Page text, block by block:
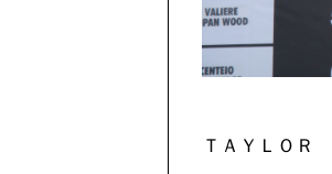
ＴＡＹＬＯＲ